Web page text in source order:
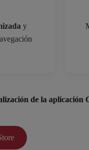
y
de la aplicación